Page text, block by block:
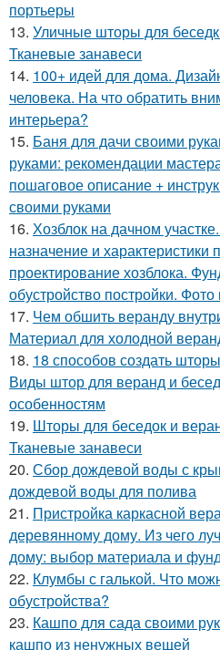
портьеры
13. Уличные шторы для
Тканевые занавеси
14. 100+ идей для дома.
человека. На что обратить
интерьера?
15. Баня для дачи своими
руками: рекомендации
пошаговое описание +
своими руками
16. Хозблок на дачном
назначение и
проектирование хозблока.
обустройство постройки.
17. Чем обшить веранду
Материал для холодной
18. 18 способов создать
Виды штор для веранд и
особенностям
19. Шторы для беседок и
Тканевые занавеси
20. Сбор дождевой воды с
дождевой воды для полива
21. Пристройка каркасной
деревянному дому. Из чего
дому: выбор материала и
22. Клумбы с галькой. Что
обустройства?
23. Кашпо для сада своими
кашпо из ненужных вещей